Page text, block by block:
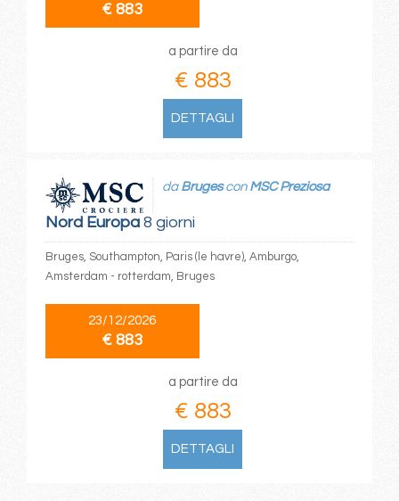
€ 883
a partire da
€ 883
DETTAGLI
Nord Europa8 giorni
da Brugescon MSC Preziosa
Bruges, Southampton, Paris (le havre), Amburgo,
Amsterdam - rotterdam, Bruges
23/12/2026
€ 883
a partire da
€ 883
DETTAGLI